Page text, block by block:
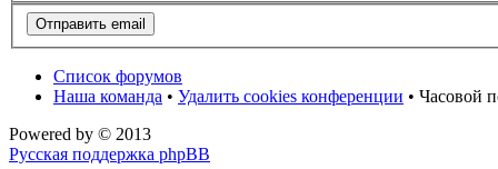
Список форумов
Наша команда • Удалить cookies конференции • Часовой
Powered by © 2013
Русская поддержка phpBB